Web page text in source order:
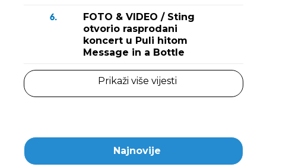
6.
FOTO & VIDEO / Sting
otvorio rasprodani
koncert u Puli hitom
Message in a Bottle
Prikaži više vijesti
Najnovije